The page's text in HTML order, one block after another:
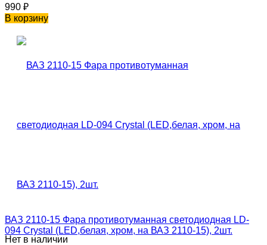
990 ₽
В корзину
ВАЗ 2110-15 Фара противотуманная светодиодная LD-
094 Crystal (LED,белая, хром, на ВАЗ 2110-15), 2шт.
Нет в наличии